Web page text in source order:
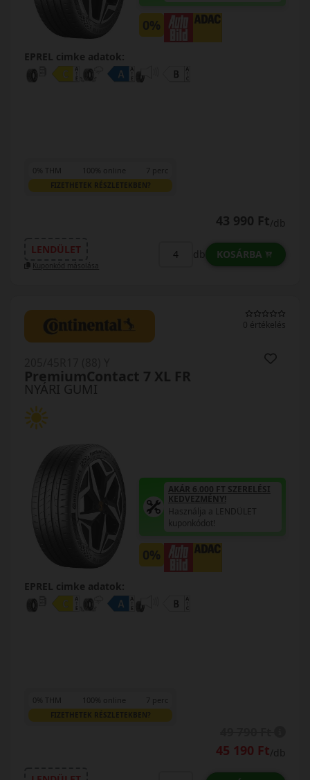
0%
EPREL cimke adatok:
0% THM 100% online 7 perc
FIZETHETEK RÉSZLETEKBEN?
43 990 Ft/db
LENDÜLET
Kuponkód másolása
db KOSÁRBA
0 értékelés
NYÁRI GUMI
PremiumContact 7 XL FR
AKÁR 6.000 FT SZERELÉSI
KEDVEZMÉNY!
Használja a LENDÜLET
kuponkódot!
0%
EPREL cimke adatok:
0% THM 100% online 7 perc
FIZETHETEK RÉSZLETEKBEN?
45 190 Ft/db